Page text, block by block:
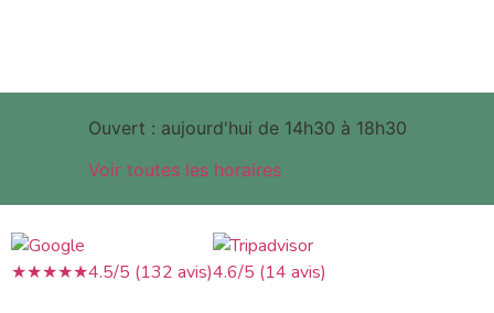
Ouvert : aujourd'hui de 14h30 à 18h30
Voir toutes les horaires
★★★★★4.5/5 (132 avis)4.6/5 (14 avis)